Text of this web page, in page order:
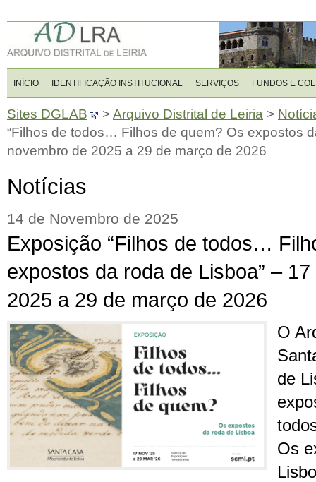
INÍCIO IDENTIFICAÇÃO INSTITUCIONAL SERVIÇOS FUNDOS E
Sites DGLAB >Arquivo Distrital de Leiria >
“Filhos de todos… Filhos de quem? Os expostos
novembro de 2025 a 29 de março de 2026
Notícias
14 de Novembro de 2025
Exposição “Filhos de todos…
expostos da roda de Lisboa” –
2025 a 29 de março de 2026
O
de
Os